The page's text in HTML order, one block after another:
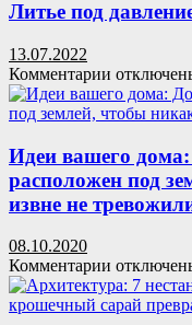
отдых
сиянием
Литье под
13.07.2022
Комментарии к
записи
Литье
давлением
Идеи вашего
расположен под
извне не
08.10.2020
Комментарии к
записи
Идеи